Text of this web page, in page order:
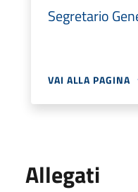
Segretario
VAI ALLA PAGINA
Allegati